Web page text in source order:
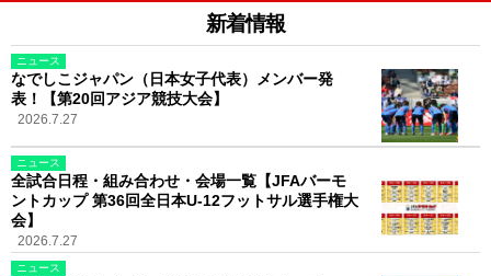
新着情報
ニュース
なでしこジャパン（日本女子代表）メンバー発
表！【第20回アジア競技大会】
2026.7.27
ニュース
全試合日程・組み合わせ・会場一覧【JFAバーモ
ントカップ 第36回全日本U-12フットサル選手権大
会】
2026.7.27
ニュース